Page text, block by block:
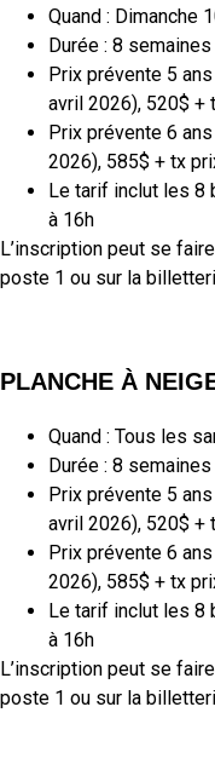
Quand : Dimanche
Durée : 8
Prix prévente 5
avril 2026), 520$ +
Prix prévente 6
2026), 585$ + tx
Le tarif inclut les 8
à 16h
L’inscription peut se
poste 1 ou sur la
PLANCHE À
Quand : Tous les
Durée : 8
Prix prévente 5
avril 2026), 520$ +
Prix prévente 6
2026), 585$ + tx
Le tarif inclut les 8
à 16h
L’inscription peut se
poste 1 ou sur la